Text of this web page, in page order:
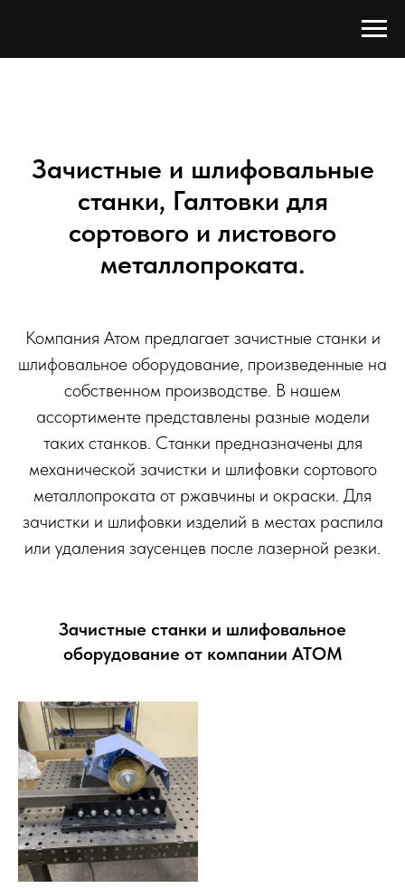
Зачистные и шлифовальные
станки, Галтовки для
сортового и листового
металлопроката.
Компания Атом предлагает зачистные станки и
шлифовальное оборудование, произведенные на
собственном производстве. В нашем
ассортименте представлены разные модели
таких станков. Станки предназначены для
механической зачистки и шлифовки сортового
металлопроката от ржавчины и окраски. Для
зачистки и шлифовки изделий в местах распила
или удаления заусенцев после лазерной резки.
Зачистные станки и шлифовальное
оборудование от компании АТОМ